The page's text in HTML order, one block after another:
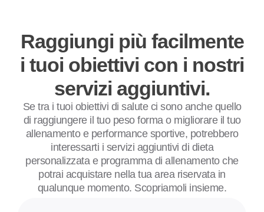
Raggiungi più facilmente
i tuoi obiettivi con i nostri
servizi aggiuntivi.
Se tra i tuoi obiettivi di salute ci sono anche quello
di raggiungere il tuo peso forma o migliorare il tuo
allenamento e performance sportive, potrebbero
interessarti i servizi aggiuntivi di dieta
personalizzata e programma di allenamento che
potrai acquistare nella tua area riservata in
qualunque momento. Scopriamoli insieme.